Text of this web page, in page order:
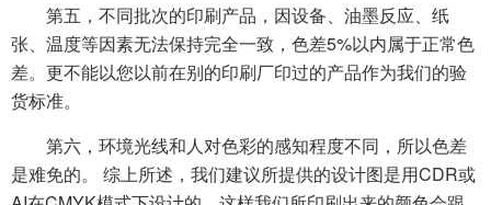
第五，不同批次的印刷产品，因设备、油墨反应、纸
张、温度等因素无法保持完全一致，色差5%以内属于正常色
差。更不能以您以前在别的印刷厂印过的产品作为我们的验
货标准。
第六，环境光线和人对色彩的感知程度不同，所以色差
是难免的。 综上所述，我们建议所提供的设计图是用CDR或